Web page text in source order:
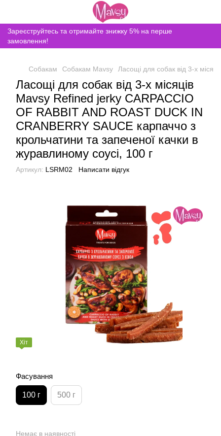
Зареєструйтесь та отримайте знижку 5% на перше
замовлення!
Собакам Собакам Mavsy Ласощі для собак від 3-х
Ласощі для собак від 3-х місяців
Mavsy Refined jerky CARPACCIO
OF RABBIT AND ROAST DUCK IN
CRANBERRY SAUCE карпаччо з
крольчатини та запеченої качки в
журавлиному соусі, 100 г
Артикул: LSRM02 Написати відгук
Хіт
Фасування
100 г 500 г
Немає в наявності